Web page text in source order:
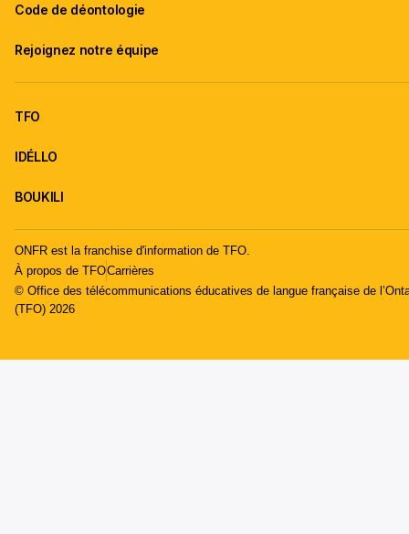
Code de déontologie
Rejoignez notre équipe
TFO
IDÉLLO
BOUKILI
ONFR est la franchise d'information de TFO.
À propos de TFOCarrières
© Office des télécommunications éducatives de langue française de
(TFO) 2026